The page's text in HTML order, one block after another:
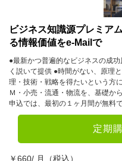
ビジネス知識源プレミア
る情報価値をe-Mailで
●最新かつ普遍的なビジネスの成
く説いて提供 ●時間がない、原理
理・技術・戦略を得たいという方
Ｍ・小売・流通・物流を、基礎
申込では、最初の１ヶ月間が無料で
定期
￥660/ 月（税込）